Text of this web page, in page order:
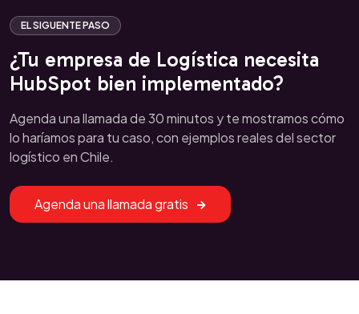
EL SIGUENTE PASO
¿Tu empresa de Logística necesita
HubSpot bien implementado?
Agenda una llamada de 30 minutos y te mostramos cómo
lo haríamos para tu caso, con ejemplos reales del sector
logístico en Chile.
Agenda una llamada gratis